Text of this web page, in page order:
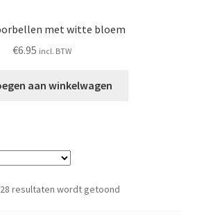
met witte bloem
€6.95 incl. BTW
aan winkelwagen
resultaten wordt getoond